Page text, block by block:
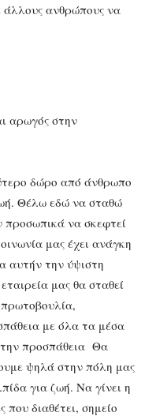
ανθρώπους να
αρωγός στην
δώρο από άνθρωπο
Θέλω εδώ να σταθώ
να σκεφτεί
μας έχει ανάγκη
αυτήν την ύψιστη
μας θα σταθεί
με όλα τα μέσα
την προσπάθεια Θα
ψηλά στην πόλη μας
για ζωή. Να γίνει η
που διαθέτει, σημείο